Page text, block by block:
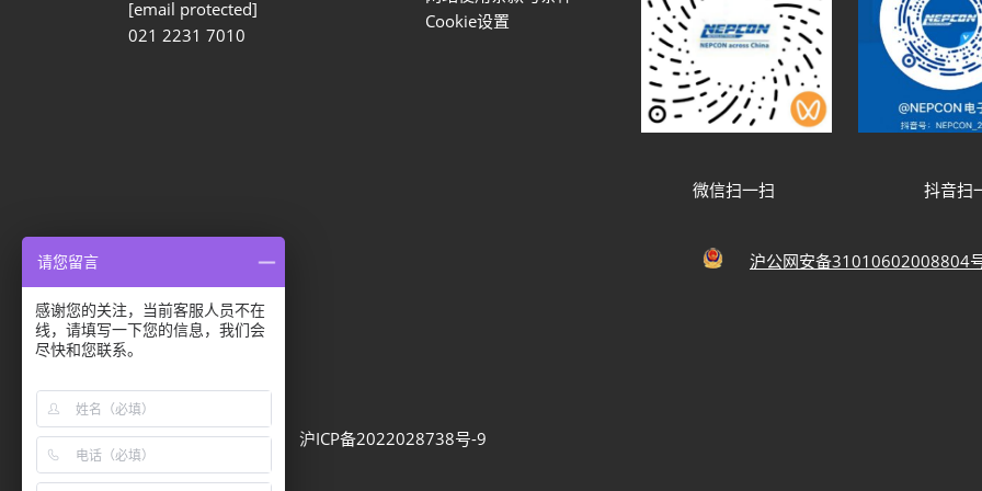
[email protected]
021 2231 7010
Cookie设置
微信扫一扫 抖音
沪公网安备31010602008804
隐私选项
隐私政策
展会信息
可持续发展 网站地图 沪ICP备2022028738号-9
Built by RX
请您留言
感谢您的关注，当前客服人员不在
线，请填写一下您的信息，我们会
尽快和您联系。